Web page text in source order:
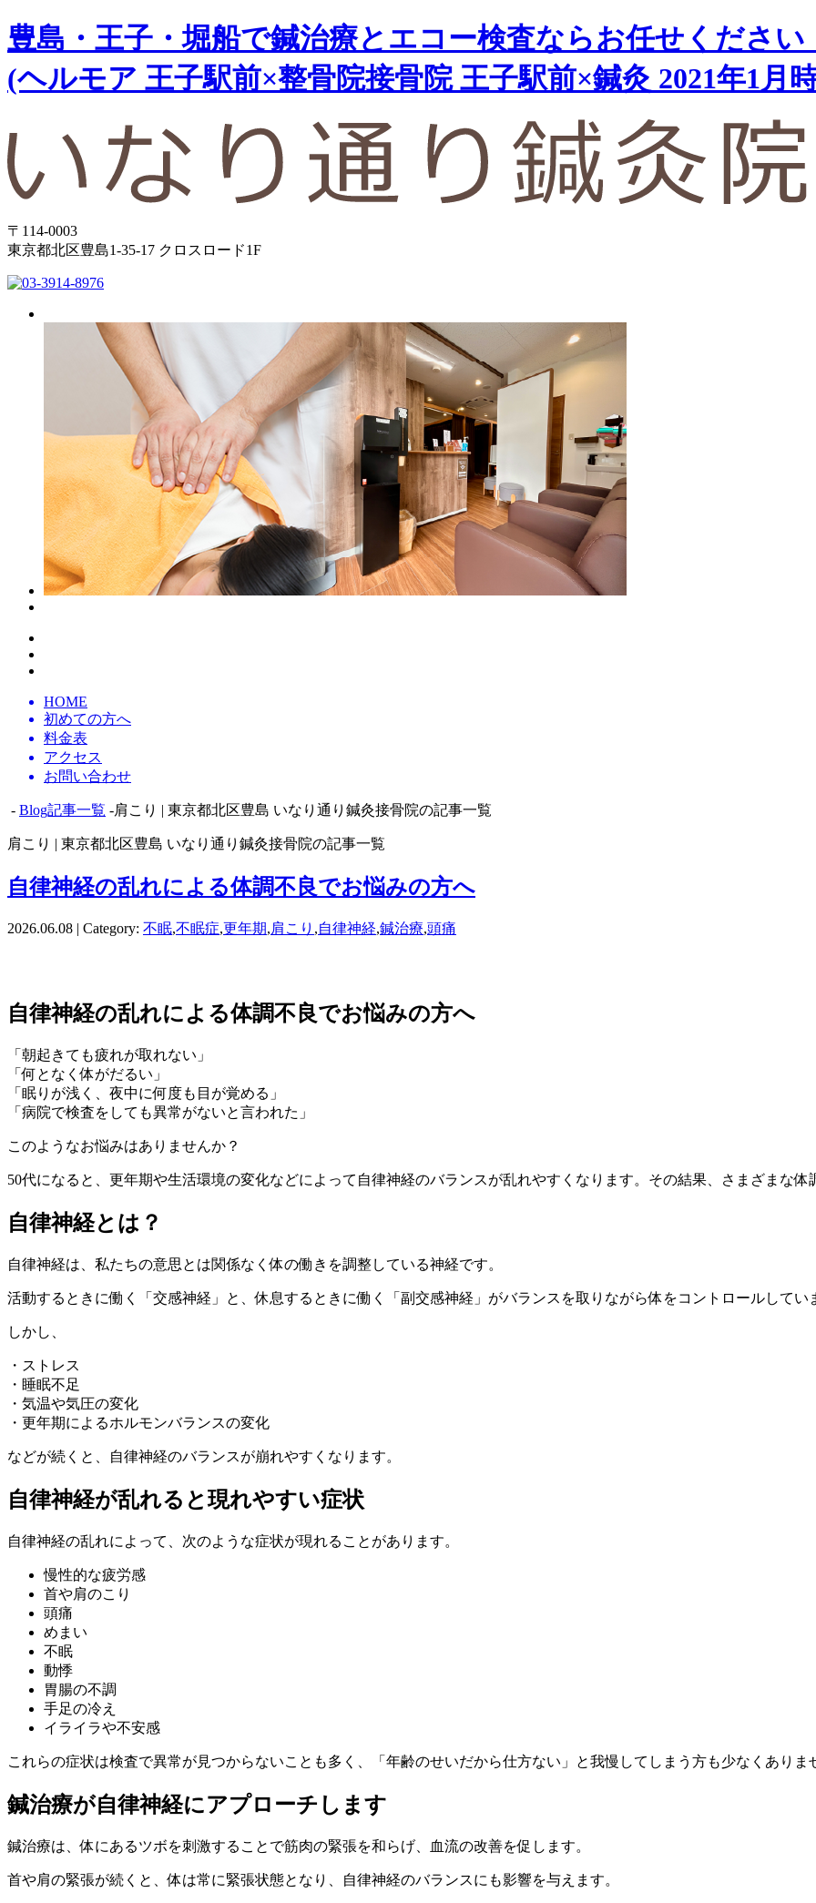
豊島・王子・堀船で鍼治療とエコー検査ならお任せくださ
(ヘルモア 王子駅前×整骨院接骨院 王子駅前×鍼灸 2021年1月
〒114-0003
東京都北区豊島1-35-17 クロスロード1F
HOME
初めての方へ
料金表
アクセス
お問い合わせ
- Blog記事一覧 -肩こり | 東京都北区豊島 いなり通り鍼灸接骨院の記事一覧
肩こり | 東京都北区豊島 いなり通り鍼灸接骨院の記事一覧
自律神経の乱れによる体調不良でお悩みの方へ
2026.06.08 | Category: 不眠,不眠症,更年期,肩こり ,自律神経,鍼治療,頭痛
自律神経の乱れによる体調不良でお悩みの方へ
「朝起きても疲れが取れない」
「何となく体がだるい」
「眠りが浅く、夜中に何度も目が覚める」
「病院で検査をしても異常がないと言われた」
このようなお悩みはありませんか？
50代になると、更年期や生活環境の変化などによって自律神経のバランスが乱れやすくなります。その結果、さまざまな
自律神経とは？
自律神経は、私たちの意思とは関係なく体の働きを調整している神経です。
活動するときに働く「交感神経」と、休息するときに働く「副交感神経」がバランスを取りながら体をコントロールしてい
しかし、
・ストレス
・睡眠不足
・気温や気圧の変化
・更年期によるホルモンバランスの変化
などが続くと、自律神経のバランスが崩れやすくなります。
自律神経が乱れると現れやすい症状
自律神経の乱れによって、次のような症状が現れることがあります。
慢性的な疲労感
首や肩のこり
頭痛
めまい
不眠
動悸
胃腸の不調
手足の冷え
イライラや不安感
これらの症状は検査で異常が見つからないことも多く、「年齢のせいだから仕方ない」と我慢してしまう方も少なくありま
鍼治療が自律神経にアプローチします
鍼治療は、体にあるツボを刺激することで筋肉の緊張を和らげ、血流の改善を促します。
首や肩の緊張が続くと、体は常に緊張状態となり、自律神経のバランスにも影響を与えます。